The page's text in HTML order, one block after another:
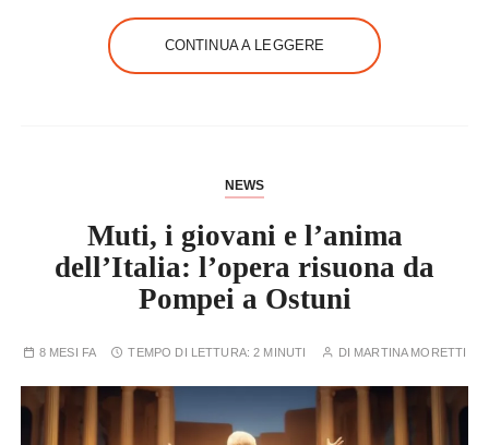
CONTINUA A LEGGERE
NEWS
Muti, i giovani e l’anima
dell’Italia: l’opera risuona da
Pompei a Ostuni
8 MESI FA TEMPO DI LETTURA:2 MINUTI DI MARTINA MORETTI